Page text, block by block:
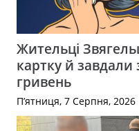
Жительці
картку й завдали
гривень
П’ятниця, 7 Серпня, 2026